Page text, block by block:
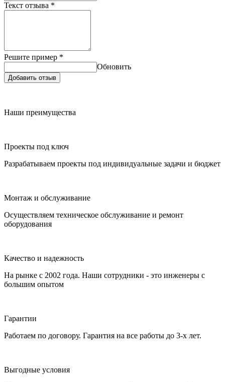
Текст отзыва *
Решите пример *
Обновить
Добавить отзыв
Наши преимущества
Проекты под ключ
Разрабатываем проекты под индивидуальные задачи и бюджет
Монтаж и обслуживание
Осуществляем техническое обслуживание и ремонт
оборудования
Качество и надежность
На рынке с 2002 года. Наши сотрудники - это инженеры с
большим опытом
Гарантии
Работаем по договору. Гарантия на все работы до 3-х лет.
Выгодные условия